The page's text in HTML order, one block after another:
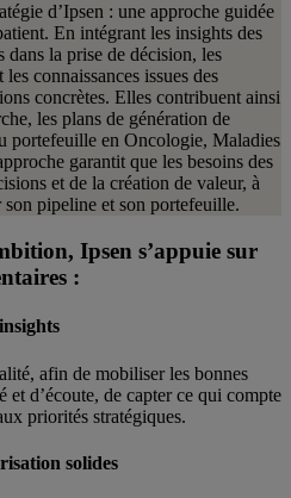
d’Ipsen : une approche guidée
En intégrant les insights des
dans la prise de décision, les
connaissances issues des
concrètes. Elles contribuent ainsi
les plans de génération de
portefeuille en Oncologie, Maladies
garantit que les besoins des
et de la création de valeur, à
son pipeline et son portefeuille.
Ipsen s’appuie sur
:
afin de mobiliser les bonnes
et d’écoute, de capter ce qui compte
priorités stratégiques.
solides